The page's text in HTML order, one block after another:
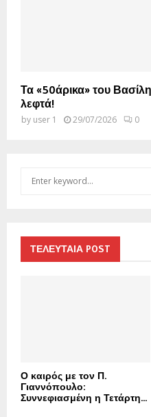
Τα «50άρικα» του
λεφτά!
by user 1 29/07/2026 0
f
ΤΕΛΕΥΤΑΙΑ POST
Ο καιρός με τον Π.
Γιαννόπουλο:
Συννεφιασμένη η Τετάρτη...